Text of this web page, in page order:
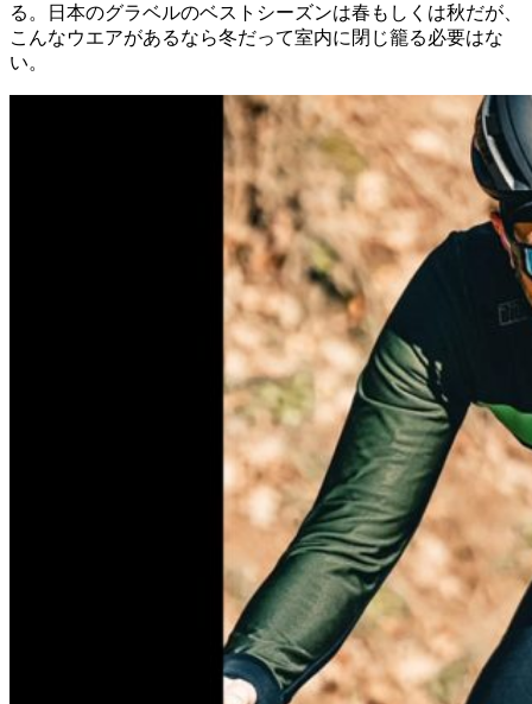
る。日本のグラベルのベストシーズンは春もしくは秋だが、
こんなウエアがあるなら冬だって室内に閉じ籠る必要はな
い。